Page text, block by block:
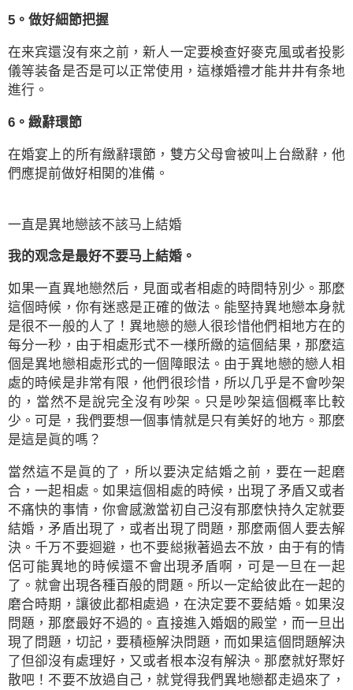
5。做好細節把握
在来宾還沒有來之前，新人一定要検查好麥克風或者投影
儀等装备是否是可以正常使用，這様婚禮才能井井有条地
進行。
6。緻辭環節
在婚宴上的所有緻辭環節，雙方父母會被叫上台緻辭，他
們應提前做好相関的准備。
一直是異地戀該不該马上結婚
我的观念是最好不要马上結婚。
如果一直異地戀然后，見面或者相處的時間特別少。那麼
這個時候，你有迷惑是正確的做法。能堅持異地戀本身就
是很不一般的人了！異地戀的戀人很珍惜他們相地方在的
每分一秒，由于相處形式不一様所緻的這個結果，那麼這
個是異地戀相處形式的一個障眼法。由于異地戀的戀人相
處的時候是非常有限，他們很珍惜，所以几乎是不會吵架
的，當然不是說完全沒有吵架。只是吵架這個概率比較
少。可是，我們要想一個事情就是只有美好的地方。那麼
是這是眞的嗎？
當然這不是眞的了，所以要決定結婚之前，要在一起磨
合，一起相處。如果這個相處的時候，出現了矛盾又或者
不痛快的事情，你會感激當初自己沒有那麼快持久定就要
結婚，矛盾出現了，或者出現了問題，那麼兩個人要去解
決。千万不要迴避，也不要縂揪著過去不放，由于有的情
侶可能異地的時候還不會出現矛盾啊，可是一旦在一起
了。就會出現各種百般的問題。所以一定給彼此在一起的
磨合時期，讓彼此都相處過，在決定要不要結婚。如果沒
問題，那麼最好不過的。直接進入婚姻的殿堂，而一旦出
現了問題，切記，要積極解決問題，而如果這個問題解決
了但卻沒有處理好，又或者根本沒有解決。那麼就好聚好
散吧！不要不放過自己，就覚得我們異地戀都走過來了，